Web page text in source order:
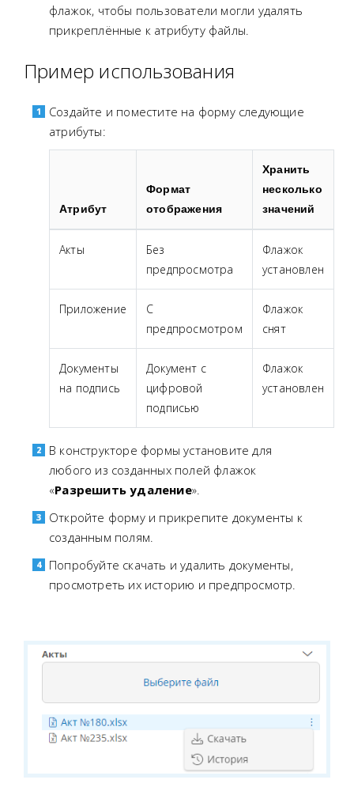
флажок, чтобы пользователи могли удалять
прикреплённые к атрибуту файлы.
Пример использования
Создайте и поместите на форму следующие
атрибуты:
Атрибут
Формат
отображения
Хранить
несколько
значений
Акты
Без
предпросмотра
Флажок
установлен
Приложение
С
предпросмотром
Флажок
снят
Документы
на подпись
Документ с
цифровой
подписью
Флажок
установлен
В конструкторе формы установите для
любого из созданных полей флажок
«Разрешить удаление».
Откройте форму и прикрепите документы к
созданным полям.
Попробуйте скачать и удалить документы,
просмотреть их историю и предпросмотр.